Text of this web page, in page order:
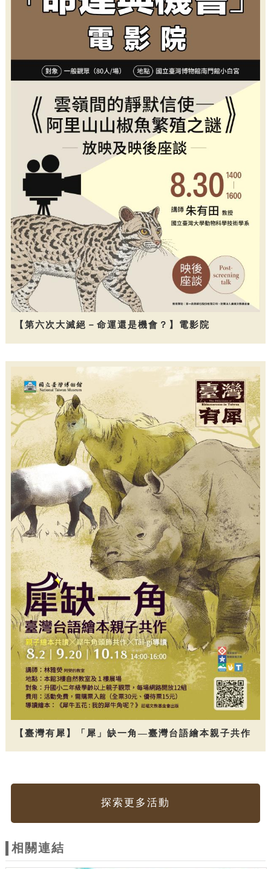
【第六次大滅絕－命運還是機會？】電影院
【臺灣有犀】「犀」缺一角—臺灣台語繪本親子共作
探索更多活動
相關連結